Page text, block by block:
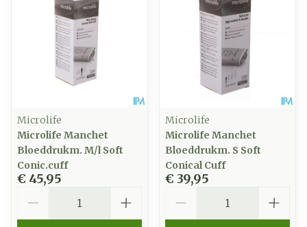
Microlife
Microlife Manchet
Bloeddrukm. M/l Soft
Conic.cuff
€ 45,95
Microlife
Microlife Manchet
Bloeddrukm. S Soft
Conical Cuff
€ 39,95